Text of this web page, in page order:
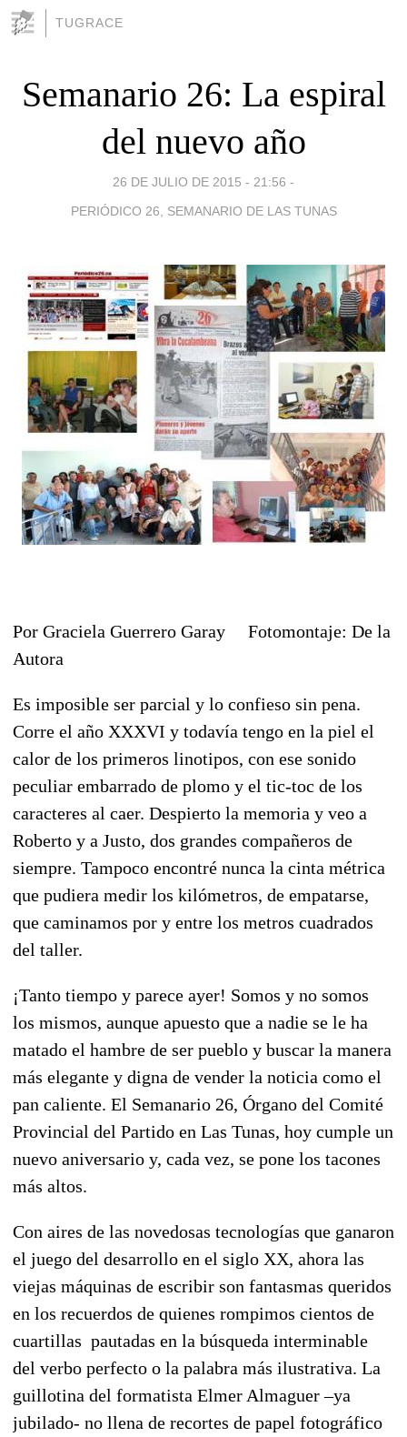
TUGRACE
Semanario 26: La espiral
del nuevo año
26 DE JULIO DE 2015 - 21:56 -
PERIÓDICO 26, SEMANARIO DE LAS TUNAS
Por Graciela Guerrero Garay Fotomontaje: De la
Autora
Es imposible ser parcial y lo confieso sin pena.
Corre el año XXXVI y todavía tengo en la piel el
calor de los primeros linotipos, con ese sonido
peculiar embarrado de plomo y el tic-toc de los
caracteres al caer. Despierto la memoria y veo a
Roberto y a Justo, dos grandes compañeros de
siempre. Tampoco encontré nunca la cinta métrica
que pudiera medir los kilómetros, de empatarse,
que caminamos por y entre los metros cuadrados
del taller.
¡Tanto tiempo y parece ayer! Somos y no somos
los mismos, aunque apuesto que a nadie se le ha
matado el hambre de ser pueblo y buscar la manera
más elegante y digna de vender la noticia como el
pan caliente. El Semanario 26, Órgano del Comité
Provincial del Partido en Las Tunas, hoy cumple un
nuevo aniversario y, cada vez, se pone los tacones
más altos.
Con aires de las novedosas tecnologías que ganaron
el juego del desarrollo en el siglo XX, ahora las
viejas máquinas de escribir son fantasmas queridos
en los recuerdos de quienes rompimos cientos de
cuartillas pautadas en la búsqueda interminable
del verbo perfecto o la palabra más ilustrativa. La
guillotina del formatista Elmer Almaguer –ya
jubilado- no llena de recortes de papel fotográfico